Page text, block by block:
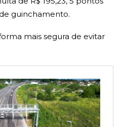
guinchamento.
mais segura de evitar